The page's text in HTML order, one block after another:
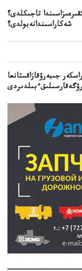
تاجىكلدى؟
شەكاراسىندانەبولدى؟
جىبەرۋقازاقستانعا